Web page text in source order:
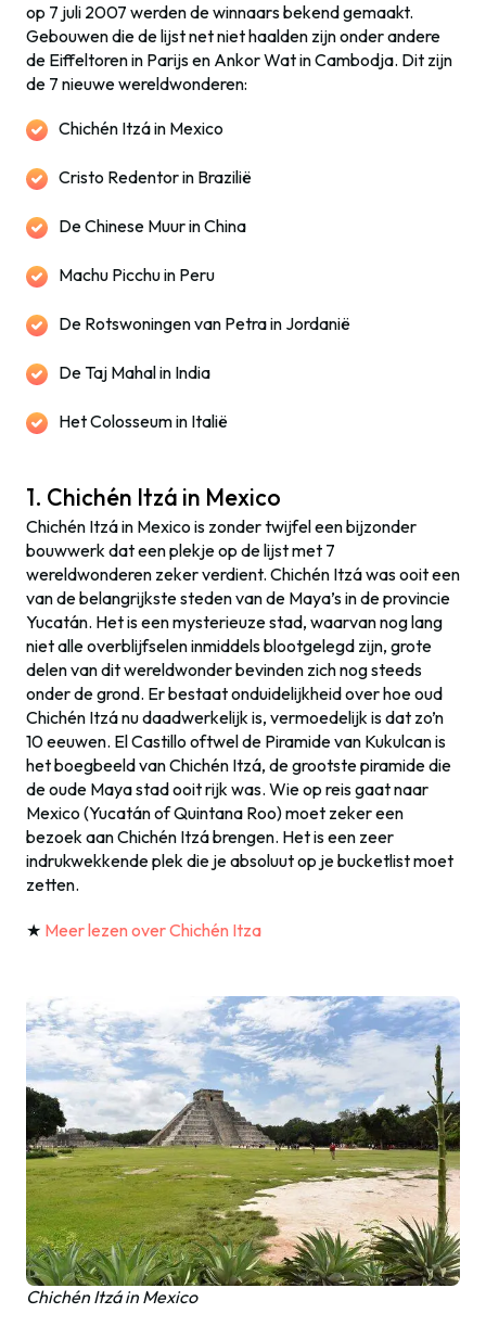
op 7 juli 2007 werden de winnaars bekend gemaakt.
Gebouwen die de lijst net niet haalden zijn onder andere
de Eiffeltoren in Parijs en Ankor Wat in Cambodja. Dit zijn
de 7 nieuwe wereldwonderen:
Chichén Itzá in Mexico
Cristo Redentor in Brazilië
De Chinese Muur in China
Machu Picchu in Peru
De Rotswoningen van Petra in Jordanië
De Taj Mahal in India
Het Colosseum in Italië
1. Chichén Itzá in Mexico
Chichén Itzá in Mexico is zonder twijfel een bijzonder
bouwwerk dat een plekje op de lijst met 7
wereldwonderen zeker verdient. Chichén Itzá was ooit een
van de belangrijkste steden van de Maya’s in de provincie
Yucatán. Het is een mysterieuze stad, waarvan nog lang
niet alle overblijfselen inmiddels blootgelegd zijn, grote
delen van dit wereldwonder bevinden zich nog steeds
onder de grond. Er bestaat onduidelijkheid over hoe oud
Chichén Itzá nu daadwerkelijk is, vermoedelijk is dat zo’n
10 eeuwen. El Castillo oftwel de Piramide van Kukulcan is
het boegbeeld van Chichén Itzá, de grootste piramide die
de oude Maya stad ooit rijk was. Wie op reis gaat naar
Mexico (Yucatán of Quintana Roo) moet zeker een
bezoek aan Chichén Itzá brengen. Het is een zeer
indrukwekkende plek die je absoluut op je bucketlist moet
zetten.
★ Meer lezen over Chichén Itza
Chichén Itzá in Mexico